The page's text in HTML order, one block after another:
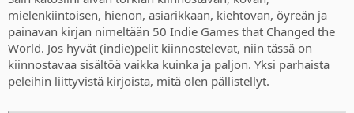
mielenkiintoisen, hienon, asiarikkaan, kiehtovan, öyreän ja
painavan kirjan nimeltään 50 Indie Games that Changed the
World. Jos hyvät (indie)pelit kiinnostelevat, niin tässä on
kiinnostavaa sisältöä vaikka kuinka ja paljon. Yksi parhaista
peleihin liittyvistä kirjoista, mitä olen pällistellyt.